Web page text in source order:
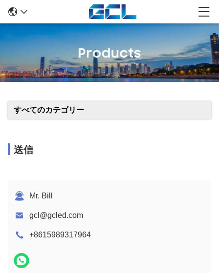
すべてのカテゴリー
送信
Mr. Bill
gcl@gcled.com
+8615989317964